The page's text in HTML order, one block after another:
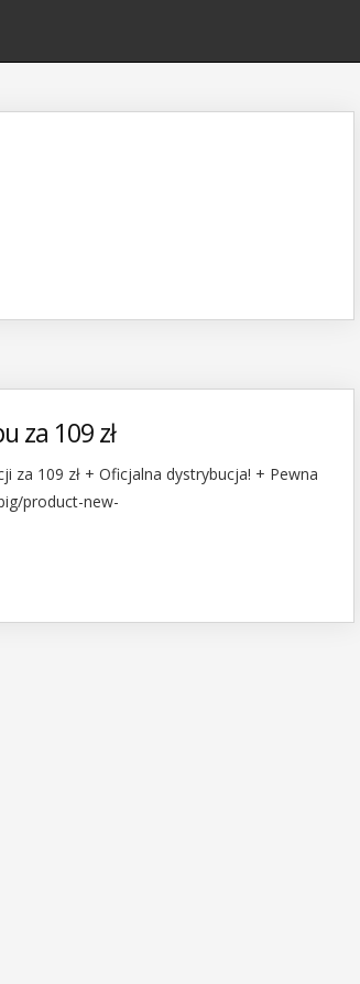
za 109 zł
za 109 zł + Oficjalna dystrybucja! + Pewna
product-new-